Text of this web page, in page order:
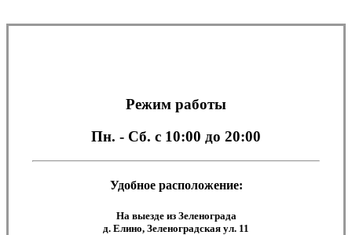
Режим работы
Пн. - Сб. с 10:00 до 20:00
Удобное расположение:
На выезде из Зеленограда
д. Елино, Зеленоградская ул. 11